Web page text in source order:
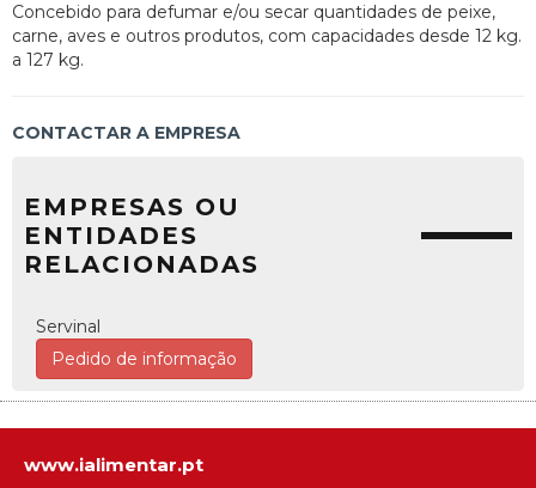
Concebido para defumar e/ou secar quantidades de peixe,
carne, aves e outros produtos, com capacidades desde 12 kg.
a 127 kg.
CONTACTAR A EMPRESA
EMPRESAS OU
ENTIDADES
RELACIONADAS
Servinal
Pedido de informação
www.ialimentar.pt